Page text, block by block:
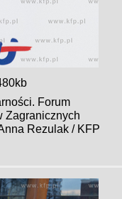
Forum
Zagranicznych
Rezulak / KFP